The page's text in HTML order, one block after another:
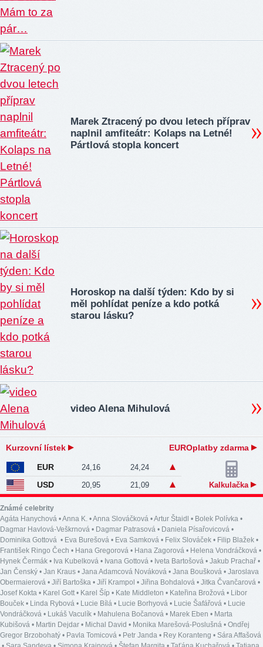
Marek Ztracený po dvou letech příprav
naplnil amfiteátr: Kolaps na Letné!
Pártlová stopla koncert
Horoskop na další týden: Kdo by si
měl pohlídat peníze a kdo potká
starou lásku?
video Alena Mihulová
Kurzovní lístek EUROplatby zdarma
EUR 24,16 24,24
USD 20,95 21,09 Kalkulačka
Známé celebrity
Agáta Hanychová •Anna K. •Anna Slováčková •Artur Štaidl • Bolek Polívka •
Dagmar Havlová-Veškrnová • Dagmar Patrasová • Daniela Písařovicová •
Dominika Gottová • Eva Burešová • Eva Samková • Felix Slováček • Filip Blažek •
František Ringo Čech • Hana Gregorová • Hana Zagorová • Helena Vondráčková •
Hynek Čermák • Iva Kubelková • Ivana Gottová • Iveta Bartošová • Jakub Prachař •
Jan Čenský • Jan Kraus • Jana Adamcová Nováková • Jana Boušková • Jaroslava
Obermaierová • Jiří Bartoška • Jiří Krampol • Jiřina Bohdalová • Jitka Čvančarová •
Josef Kokta • Karel Gott• Karel Šíp • Kate Middleton • Kateřina Brožová • Libor
Bouček • Linda Rybová • Lucie Bílá • Lucie Borhyová • Lucie Šafářová • Lucie
Vondráčková • Lukáš Vaculík • Mahulena Bočanová • Marek Eben • Marta
Kubišová • Martin Dejdar • Michal David • Monika Marešová-Poslušná • Ondřej
Gregor Brzobohatý • Pavla Tomicová • Petr Janda • Rey Koranteng • Sára Affašová